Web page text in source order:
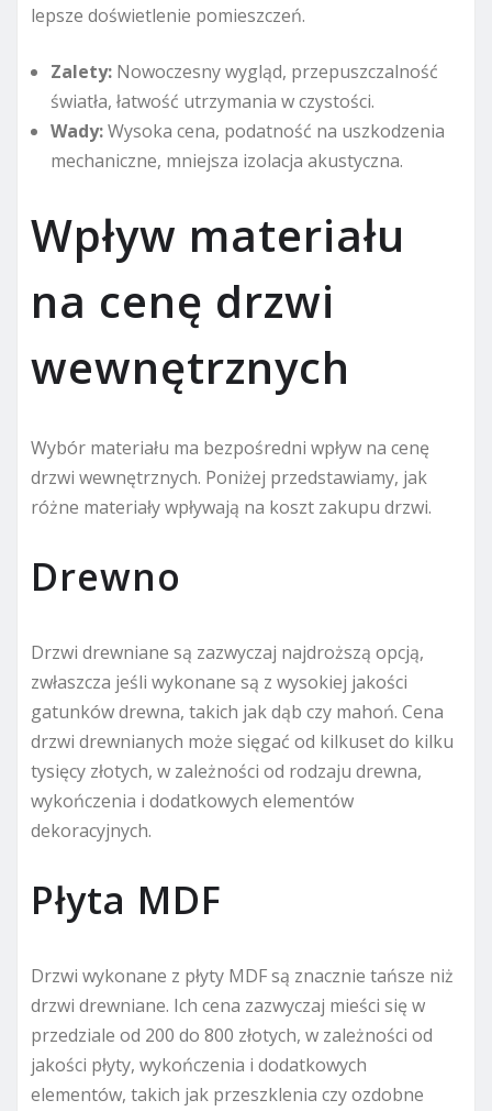
lepsze doświetlenie pomieszczeń.
Zalety: Nowoczesny wygląd, przepuszczalność
światła, łatwość utrzymania w czystości.
Wady:Wysoka cena, podatność na uszkodzenia
mechaniczne, mniejsza izolacja akustyczna.
Wpływ materiału
na cenę drzwi
wewnętrznych
Wybór materiału ma bezpośredni wpływ na cenę
drzwi wewnętrznych. Poniżej przedstawiamy, jak
różne materiały wpływają na koszt zakupu drzwi.
Drewno
Drzwi drewniane są zazwyczaj najdroższą opcją,
zwłaszcza jeśli wykonane są z wysokiej jakości
gatunków drewna, takich jak dąb czy mahoń. Cena
drzwi drewnianych może sięgać od kilkuset do kilku
tysięcy złotych, w zależności od rodzaju drewna,
wykończenia i dodatkowych elementów
dekoracyjnych.
Płyta MDF
Drzwi wykonane z płyty MDF są znacznie tańsze niż
drzwi drewniane. Ich cena zazwyczaj mieści się w
przedziale od 200 do 800 złotych, w zależności od
jakości płyty, wykończenia i dodatkowych
elementów, takich jak przeszklenia czy ozdobne